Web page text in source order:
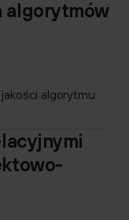
algorytmów
algorytmu